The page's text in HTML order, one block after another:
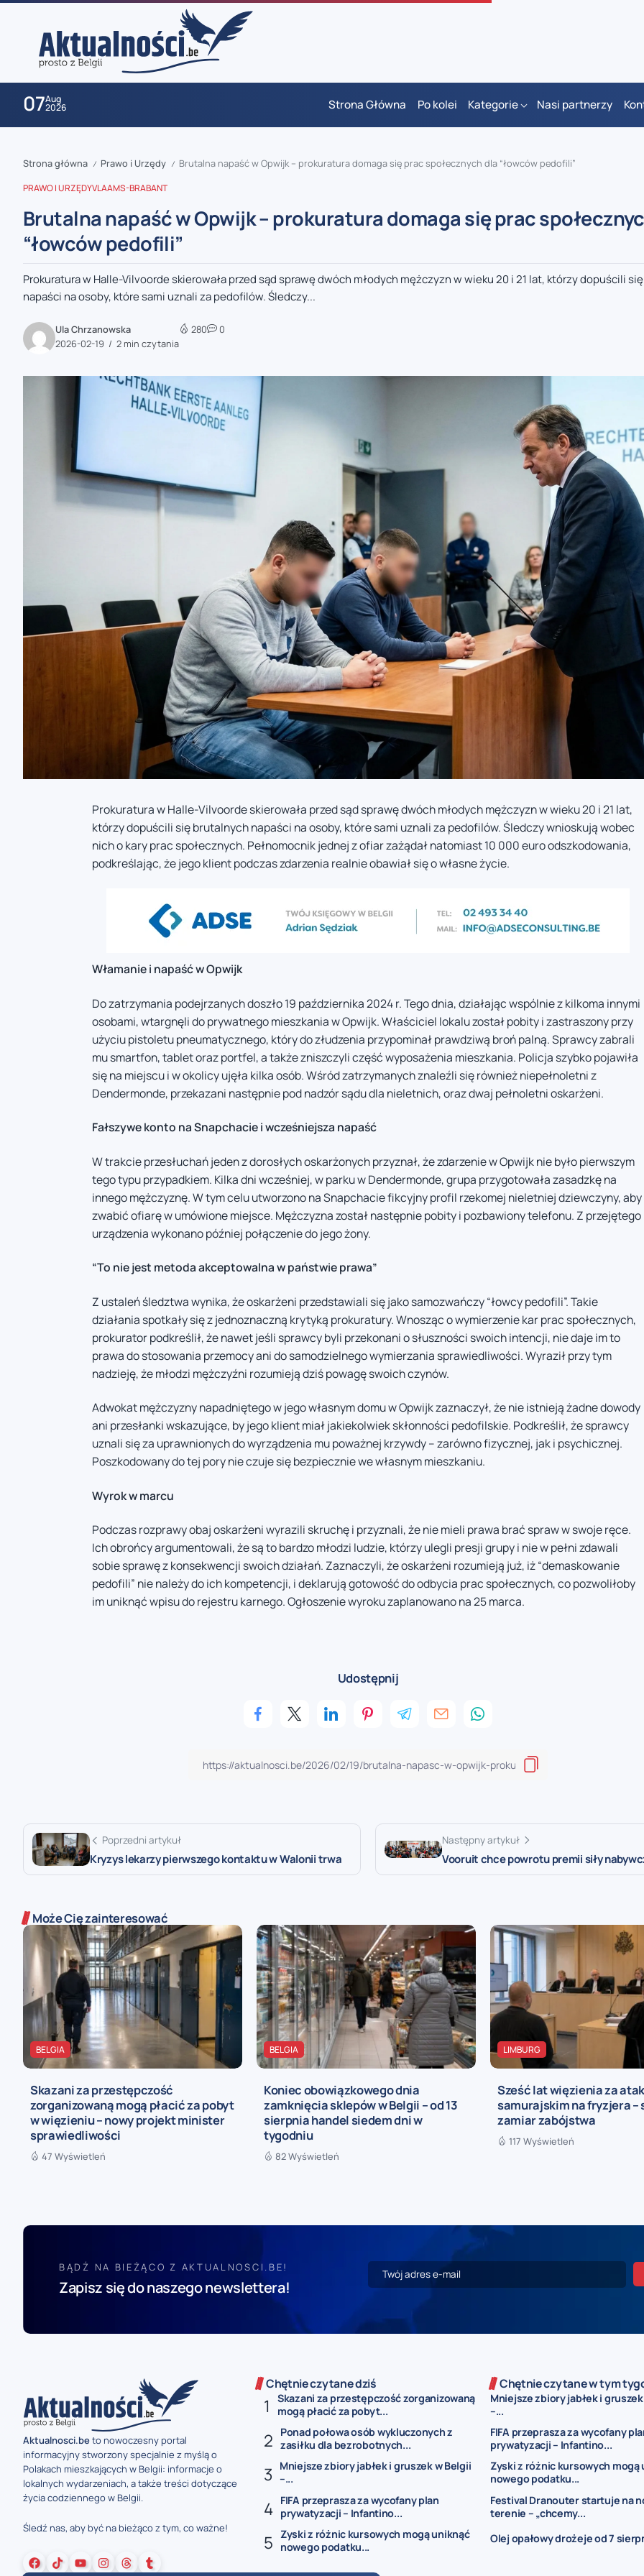
07Aug
2026 Strona Główna Po kolei Kategorie Nasi partnerzy
zaobserwuj nas
zaobserwuj nas
zaobserwuj nas
zaobserwuj nas
zaobserwuj nas
Strona główna / Prawo i Urzędy / Brutalna napaść w Opwijk – prokuratura domaga się prac społecznych dla “łowców pedofili”
PRAWO I URZĘDYVLAAMS-BRABANT
Brutalna napaść w Opwijk – prokuratura domaga się prac
“łowców pedofili”
Prokuratura w Halle-Vilvoorde skierowała przed sąd sprawę dwóch młodych mężczyzn w wieku 20 i 21 lat, którzy dopuścili
napaści na osoby, które sami uznali za pedofilów. Śledczy...
Ula Chrzanowska
2026-02-19
2 min czytania
280 0
Prokuratura w Halle-Vilvoorde skierowała przed sąd sprawę dwóch młodych mężczyzn w wieku 20 i 21 lat,
którzy dopuścili się brutalnych napaści na osoby, które sami uznali za pedofilów. Śledczy wnioskują wobec
nich o kary prac społecznych. Pełnomocnik jednej z ofiar zażądał natomiast 10 000 euro odszkodowania,
podkreślając, że jego klient podczas zdarzenia realnie obawiał się o własne życie.
Włamanie i napaść w Opwijk
Do zatrzymania podejrzanych doszło 19 października 2024 r. Tego dnia, działając wspólnie z kilkoma innymi
osobami, wtargnęli do prywatnego mieszkania w Opwijk. Właściciel lokalu został pobity i zastraszony przy
użyciu pistoletu pneumatycznego, który do złudzenia przypominał prawdziwą broń palną. Sprawcy zabrali
mu smartfon, tablet oraz portfel, a także zniszczyli część wyposażenia mieszkania. Policja szybko pojawiła
się na miejscu i w okolicy ujęła kilka osób. Wśród zatrzymanych znaleźli się również niepełnoletni z
Dendermonde, przekazani następnie pod nadzór sądu dla nieletnich, oraz dwaj pełnoletni oskarżeni.
Fałszywe konto na Snapchacie i wcześniejsza napaść
W trakcie przesłuchań jeden z dorosłych oskarżonych przyznał, że zdarzenie w Opwijk nie było pierwszym
tego typu przypadkiem. Kilka dni wcześniej, w parku w Dendermonde, grupa przygotowała zasadzkę na
innego mężczyznę. W tym celu utworzono na Snapchacie fikcyjny profil rzekomej nieletniej dziewczyny, aby
zwabić ofiarę w umówione miejsce. Mężczyzna został następnie pobity i pozbawiony telefonu. Z przejętego
urządzenia wykonano później połączenie do jego żony.
“To nie jest metoda akceptowalna w państwie prawa”
Z ustaleń śledztwa wynika, że oskarżeni przedstawiali się jako samozwańczy “łowcy pedofili”. Takie
działania spotkały się z jednoznaczną krytyką prokuratury. Wnosząc o wymierzenie kar prac społecznych,
prokurator podkreślił, że nawet jeśli sprawcy byli przekonani o słuszności swoich intencji, nie daje im to
prawa do stosowania przemocy ani do samodzielnego wymierzania sprawiedliwości. Wyraził przy tym
nadzieję, że młodzi mężczyźni rozumieją dziś powagę swoich czynów.
Adwokat mężczyzny napadniętego w jego własnym domu w Opwijk zaznaczył, że nie istnieją żadne dowody
ani przesłanki wskazujące, by jego klient miał jakiekolwiek skłonności pedofilskie. Podkreślił, że sprawcy
uznali się za uprawnionych do wyrządzenia mu poważnej krzywdy – zarówno fizycznej, jak i psychicznej.
Poszkodowany do tej pory nie czuje się bezpiecznie we własnym mieszkaniu.
Wyrok w marcu
Podczas rozprawy obaj oskarżeni wyrazili skruchę i przyznali, że nie mieli prawa brać spraw w swoje ręce.
Ich obrońcy argumentowali, że są to bardzo młodzi ludzie, którzy ulegli presji grupy i nie w pełni zdawali
sobie sprawę z konsekwencji swoich działań. Zaznaczyli, że oskarżeni rozumieją już, iż “demaskowanie
pedofili” nie należy do ich kompetencji, i deklarują gotowość do odbycia prac społecznych, co pozwoliłoby
im uniknąć wpisu do rejestru karnego. Ogłoszenie wyroku zaplanowano na 25 marca.
Udostępnij
Poprzedni artykuł
Kryzys lekarzy pierwszego kontaktu w Walonii trwa
Następny artykuł
Vooruit chce powrotu premii siły
Może Cię zainteresować
BELGIA
Skazani za przestępczość
zorganizowaną mogą płacić za pobyt
w więzieniu – nowy projekt minister
sprawiedliwości
47 Wyświetleń
BELGIA
Koniec obowiązkowego dnia
zamknięcia sklepów w Belgii – od 13
sierpnia handel siedem dni w
tygodniu
82 Wyświetleń
LIMBURG
Sześć lat więzienia za
samurajskim na fryzjera –
zamiar zabójstwa
117 Wyświetleń
BĄDŹ NA BIEŻĄCO Z AKTUALNOSCI.BE!
Zapisz się do naszego newslettera!
Aktualnosci.beto nowoczesny portal
informacyjny stworzony specjalnie z myślą o
Polakach mieszkających w Belgii: informacje o
lokalnych wydarzeniach, a także treści dotyczące
życia codziennego w Belgii.
Śledź nas, aby być na bieżąco z tym, co ważne!
Chętnie czytane dziś
Skazani za przestępczość zorganizowaną
mogą płacić za pobyt...
Ponad połowa osób wykluczonych z
zasiłku dla bezrobotnych...
Mniejsze zbiory jabłek i gruszek w Belgii
–...
FIFA przeprasza za wycofany plan
prywatyzacji – Infantino...
Zyski z różnic kursowych mogą uniknąć
nowego podatku...
Chętnie czytane w tym
Mniejsze zbiory jabłek i
–...
FIFA przeprasza za wycofany
prywatyzacji – Infantino...
Zyski z różnic kursowych mogą
nowego podatku...
Festival Dranouter startuje na
terenie – „chcemy...
Olej opałowy drożeje od 7